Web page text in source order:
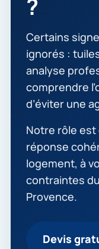
Certains
ignorés :
analyse
comprendre
d’éviter une
Notre rôle
réponse
logement, à
contraintes
Provence.
Devis